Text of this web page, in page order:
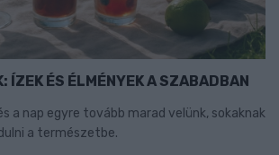
ÍZEK ÉS ÉLMÉNYEK A SZABADBAN
a nap egyre tovább marad velünk, sokaknak
a természetbe.